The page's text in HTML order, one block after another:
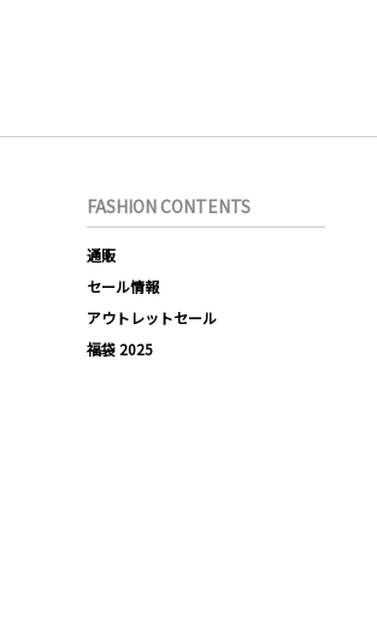
FASHION CONTENTS
通販
セール情報
アウトレットセール
福袋 2025